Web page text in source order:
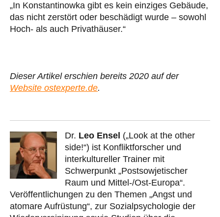
„In Konstantinowka gibt es kein einziges Gebäude,
das nicht zerstört oder beschädigt wurde – sowohl
Hoch- als auch Privathäuser.“
Dieser Artikel erschien bereits 2020 auf der
Website ostexperte.de.
Dr. Leo Ensel („Look at the other
side!“) ist Konfliktforscher und
interkultureller Trainer mit
Schwerpunkt „Postsowjetischer
Raum und Mittel-/Ost-Europa“.
Veröffentlichungen zu den Themen „Angst und
atomare Aufrüstung“, zur Sozialpsychologie der